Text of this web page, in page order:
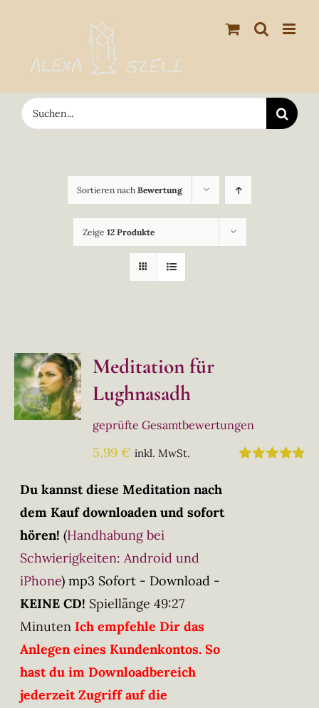
springen
Suche
nach:
Sortieren nach Bewertung
Zeige 12 Produkte
Meditation für
Lughnasadh
geprüfte Gesamtbewertungen
5,99€ inkl. MwSt.
Du kannst diese Meditation nach
dem Kauf downloaden und sofort
hören! (Handhabung bei
Schwierigkeiten: Android und
iPhone) mp3 Sofort - Download -
KEINE CD! Spiellänge 49:27
Minuten Ich empfehle Dir das
Anlegen eines Kundenkontos. So
hast du im Downloadbereich
jederzeit Zugriff auf die